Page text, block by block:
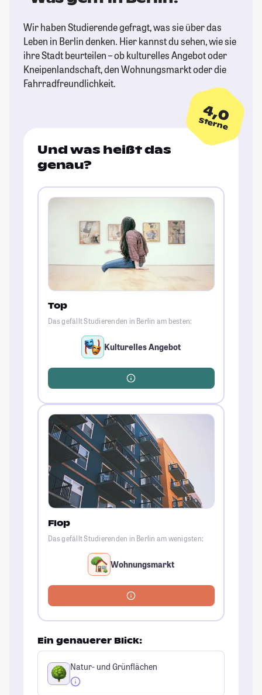
Wir haben Studierende gefragt, was sie über das
Leben in Berlin denken. Hier kannst du sehen, wie sie
ihre Stadt beurteilen – ob kulturelles Angebot oder
Kneipenlandschaft, den Wohnungsmarkt oder die
Fahrradfreundlichkeit.
4,0
Sterne
Und was heißt das
genau?
Top
Das gefällt Studierenden in Berlin am besten:
Kulturelles Angebot
Flop
Das gefällt Studierenden in Berlin am wenigsten:
Wohnungsmarkt
Ein genauerer Blick:
Natur- und Grünflächen